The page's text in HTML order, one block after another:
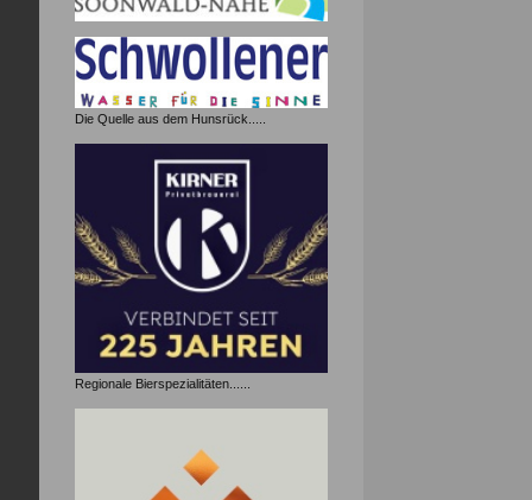
Die Quelle aus dem Hunsrück.....
Regionale Bierspezialitäten......